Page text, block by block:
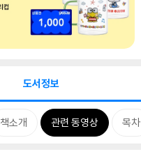
도서정보
책소개 관련 동영상 목차